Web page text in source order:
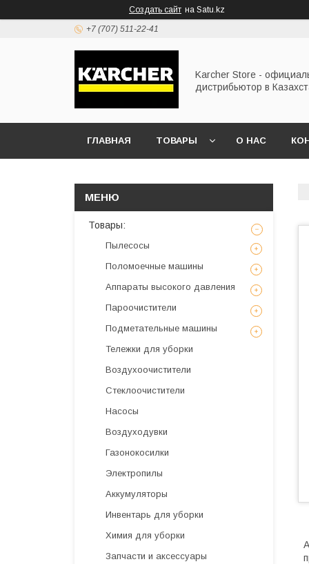
Создать сайт на Satu.kz
+7 (707) 511-22-41
Karcher Store -
дистрибьютор в
ГЛАВНАЯ ТОВАРЫ О НАС
Товары:
Пылесосы
Поломоечные машины
Аппараты высокого давления
Пароочистители
Подметательные машины
Тележки для уборки
Воздухоочистители
Стеклоочистители
Насосы
Воздуходувки
Газонокосилки
Электропилы
Аккумуляторы
Инвентарь для уборки
Химия для уборки
Запчасти и аксессуары